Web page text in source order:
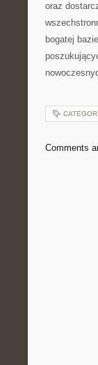
oraz
bogatej
Comments